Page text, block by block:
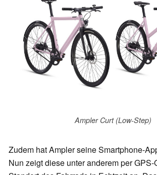
Ampler Curt (Low-Step)
Zudem hat Ampler seine Smartphone-
Nun zeigt diese unter anderem per GPS-